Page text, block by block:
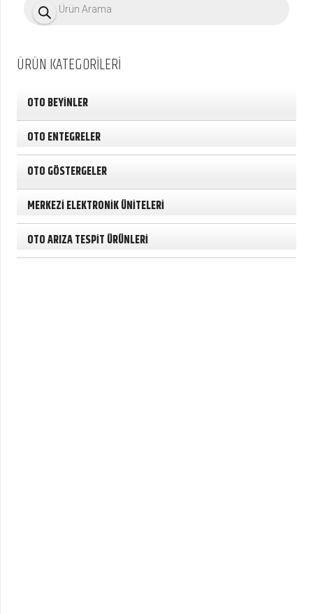
t
r
ÜRÜN KATEGORİLERİ
OTO BEYİNLER
OTO ENTEGRELER
OTO GÖSTERGELER
MERKEZİ ELEKTRONİK ÜNİTELERİ
OTO ARIZA TESPİT ÜRÜNLERİ